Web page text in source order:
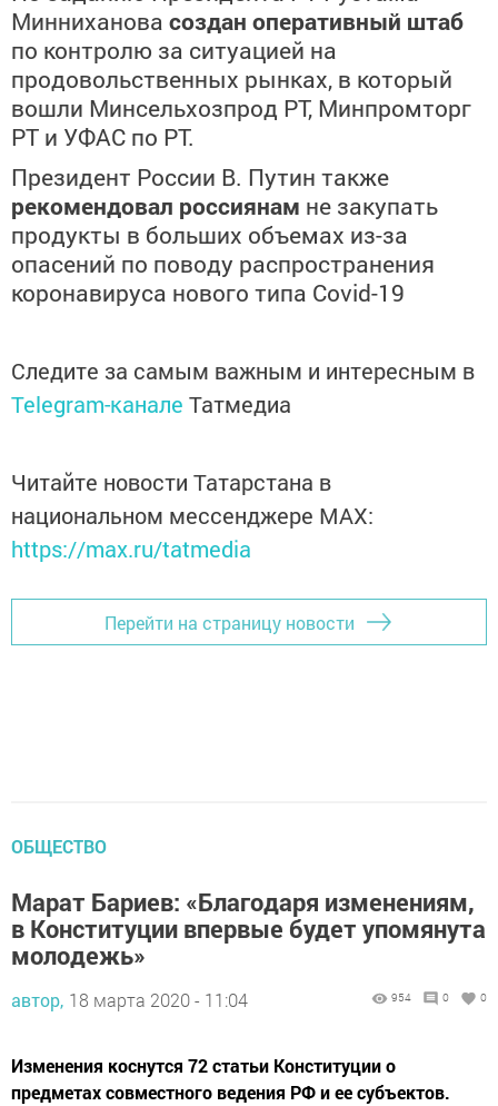
Минниханова создан оперативный штаб
по контролю за ситуацией на
продовольственных рынках, в который
вошли Минсельхозпрод РТ, Минпромторг
РТ и УФАС по РТ.
Президент России В. Путин также
рекомендовал россиянам не закупать
продукты в больших объемах из-за
опасений по поводу распространения
коронавируса нового типа Covid-19
Следите за самым важным и интересным в
Telegram-канале Татмедиа
Читайте новости Татарстана в
национальном мессенджере MАХ:
https://max.ru/tatmedia
Перейти на страницу новости
ОБЩЕСТВО
Марат Бариев: «Благодаря изменениям,
в Конституции впервые будет упомянута
молодежь»
автор, 18 марта 2020 - 11:04 954 0 0
Изменения коснутся 72 статьи Конституции о
предметах совместного ведения РФ и ее субъектов.